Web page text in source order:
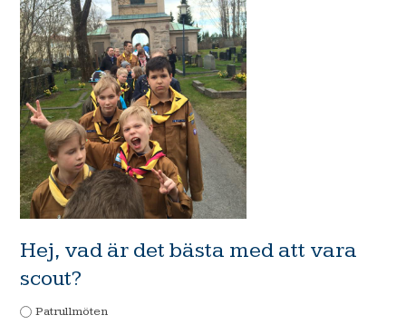
Hej, vad är det bästa med att vara
scout?
Patrullmöten